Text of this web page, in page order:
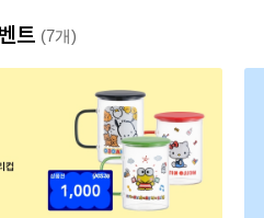
트 (7개)